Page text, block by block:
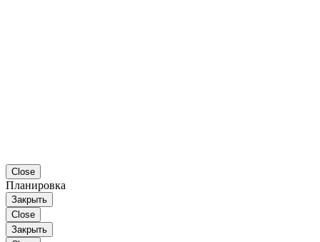
Close
Планировка
Закрыть
Close
Закрыть